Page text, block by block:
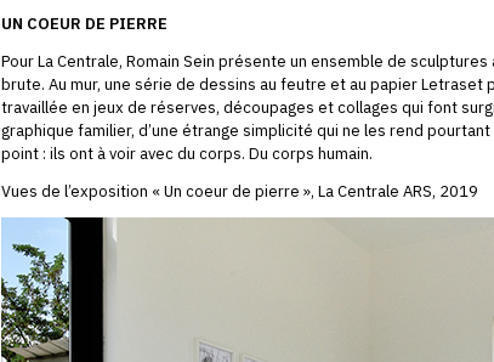
UN COEUR DE PIERRE
Pour La Centrale, Romain Sein présente un ensemble de
brute. Au mur, une série de dessins au feutre et au papier
travaillée en jeux de réserves, découpages et collages qui font
graphique familier, d’une étrange simplicité qui ne les rend
point : ils ont à voir avec du corps. Du corps humain.
Vues de l’exposition « Un coeur de pierre », La Centrale ARS, 2019